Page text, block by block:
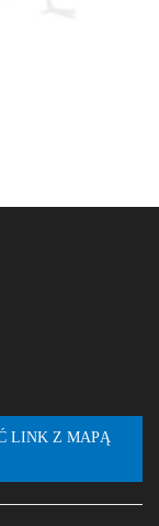
LINK Z MAPĄ